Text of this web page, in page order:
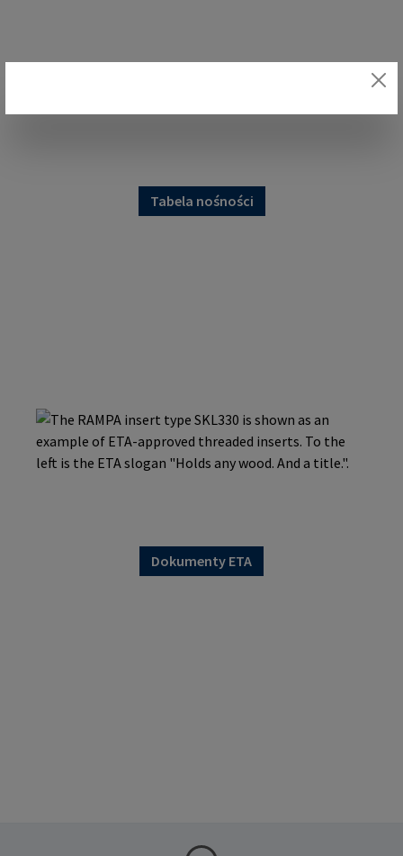
Tabela nośności
Dokumenty ETA